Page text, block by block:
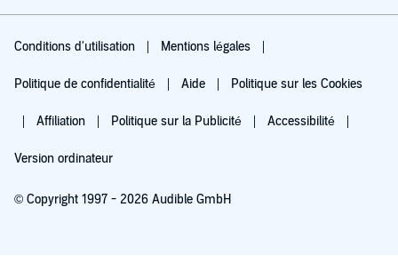
Conditions d'utilisation Mentions légales
Politique de confidentialité Aide Politique sur les Cookies
Affiliation Politique sur la Publicité Accessibilité
Version ordinateur
© Copyright 1997 - 2026 Audible GmbH